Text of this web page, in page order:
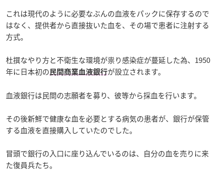
これは現代のように必要なぶんの血液をパックに保存するので
はなく、提供者から直接抜いた血を、その場で患者に注射する
方式。
杜撰なやり方と不衛生な環境が祟り感染症が蔓延した為、1950
年に日本初の 民間商業血液銀行が設立されます。
血液銀行は民間の志願者を募り、彼等から採血を行います。
その後新鮮で健康な血を必要とする病気の患者が、銀行が保管
する血液を直接購入していたのでした。
冒頭で銀行の入口に座り込んでいるのは、自分の血を売りに来
た復員兵たち。